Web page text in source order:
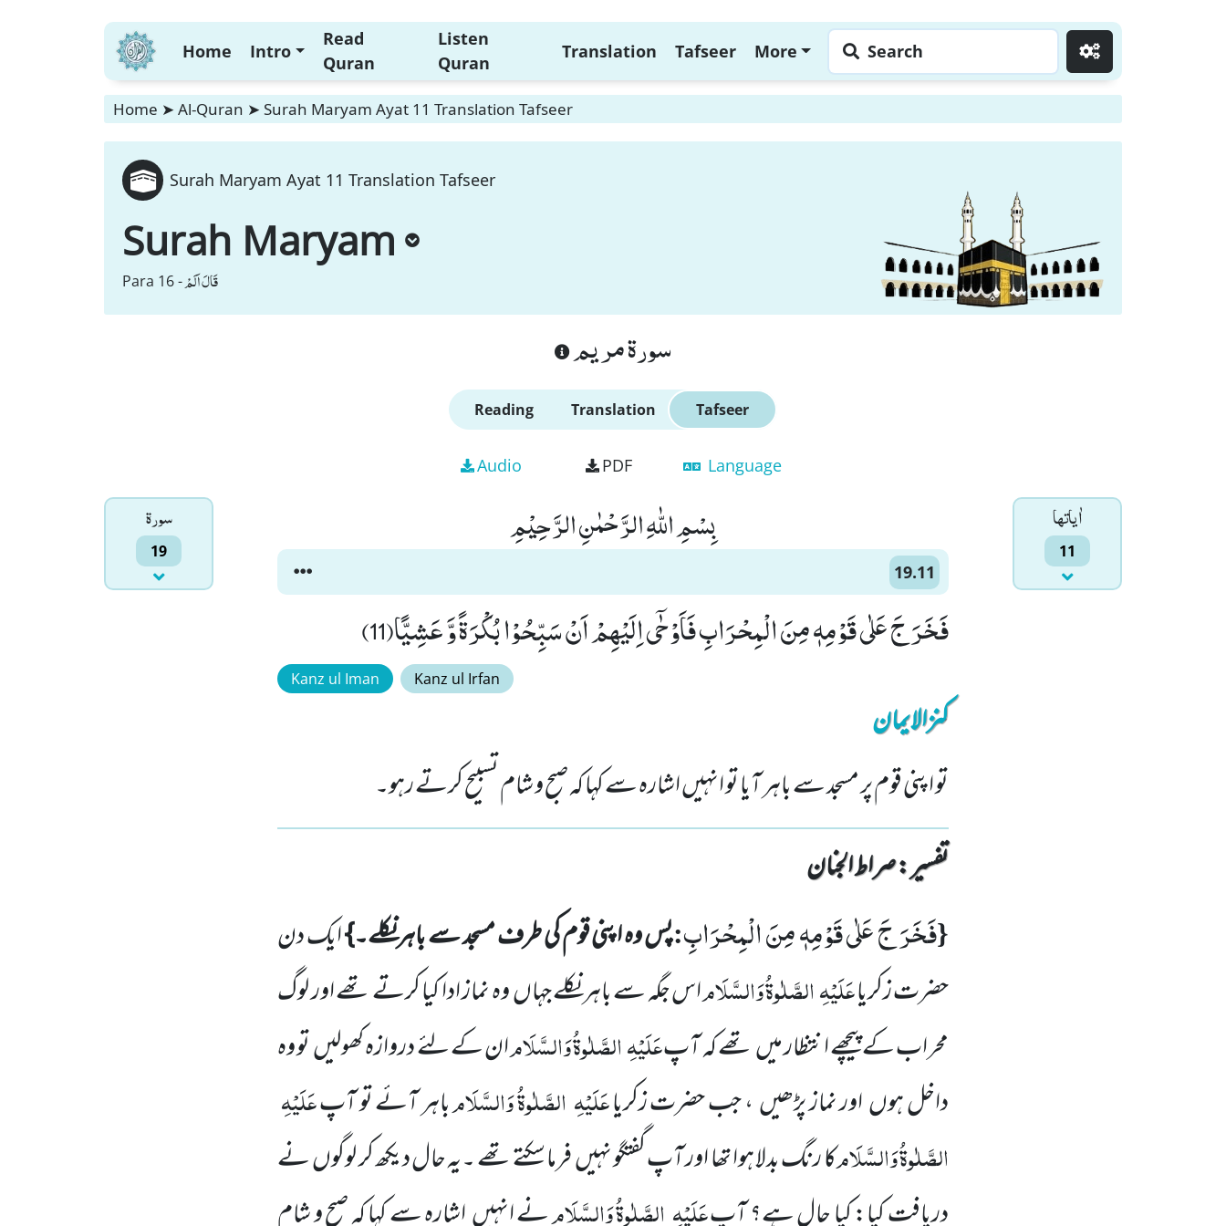
Home Intro
Read
Quran
Listen
Quran
Translation Tafseer More Search
Home ➤ Al-Quran ➤ Surah Maryam Ayat 11 Translation Tafseer
Surah Maryam Ayat 11 Translation Tafseer
Surah Maryam
Para 16 -قَالَ اَلَمْ
سورة مريم
Reading Translation Tafseer
Audio PDF Language
سورۃ
19
اٰياتها
11
بِسْمِ اللّٰهِ الرَّحْمٰنِ الرَّحِیْمِ
19.11
فَخَرَ جَ عَلٰى قَوْمِهٖ مِنَ الْمِحْرَابِ فَاَوْحٰۤى اِلَیْهِمْ اَنْ سَبِّحُوْا بُكْرَةً وَّ عَشِیًّا(11)
Kanz ul Iman Kanz ul Irfan
کنزالایمان
تو اپنی قوم پر مسجد سے باہر آیا تو انہیں اشارہ سے کہا کہ صبح و شام تسبیح کرتے رہو۔
تفسیر : ‎صراط الجنان
{فَخَرَ جَ عَلٰى قَوْمِهٖ مِنَ الْمِحْرَابِ:پس وہ اپنی قوم کی طرف مسجد سے باہر نکلے۔}ایک دن
حضرت زکریاعَلَیْہِالصَّلٰوۃُ وَالسَّلَاماس جگہ سے باہر نکلے جہاںوہ نماز ادا کیا کرتے تھے اور لوگ
محراب کے پیچھے انتظار میںتھے کہ آپعَلَیْہِالصَّلٰوۃُ وَالسَّلَامان کے لئے دروازہ کھولیںتو وہ
داخل ہوںاور نماز پڑھیں، جب حضرت زکریاعَلَیْہِ الصَّلٰوۃُ وَالسَّلَامباہر آئے تو آپعَلَیْہِ
الصَّلٰوۃُ وَالسَّلَامکا رنگ بدلا ہوا تھا اور آپ گفتگو نہیںفرما سکتے تھے ۔یہ حال دیکھ کر لوگوںنے
دریافت کیا: کیا حال ہے؟ آپعَلَیْہِ الصَّلٰوۃُ وَالسَّلَامنے انہیںاشارہ سے کہا کہ صبح و شام